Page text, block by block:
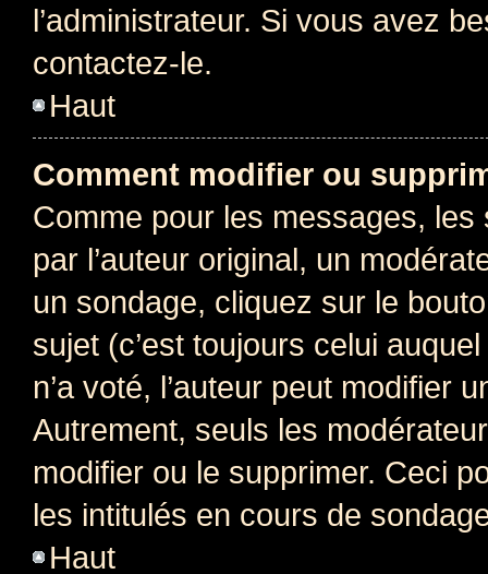
l’administrateur. Si vous avez
contactez-le.
Haut
Comment modifier ou
Comme pour les messages,
par l’auteur original, un
un sondage, cliquez sur le
sujet (c’est toujours celui
n’a voté, l’auteur peut modifier
Autrement, seuls les
modifier ou le supprimer. Ceci
les intitulés en cours de
Haut